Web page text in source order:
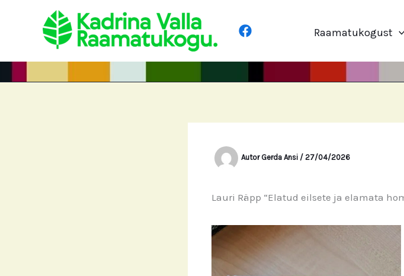
Raamatukogust
Autor Gerda Ansi / 27/04/2026
Lauri Räpp “Elatud eilsete ja elamata